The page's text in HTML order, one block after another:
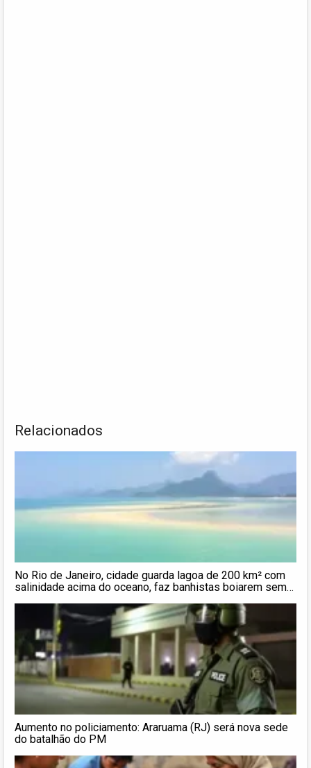
Relacionados
No Rio de Janeiro, cidade guarda lagoa de 200 km² com
salinidade acima do oceano, faz banhistas boiarem sem
mornas, praias calmas e paisagem única no Brasil
Aumento no policiamento: Araruama (RJ) será nova sede
do batalhão do PM